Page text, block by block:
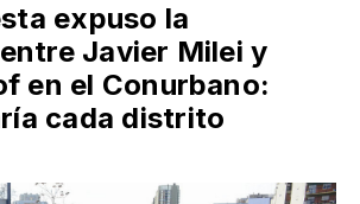
expuso la
Javier Milei y
en el Conurbano:
cada distrito